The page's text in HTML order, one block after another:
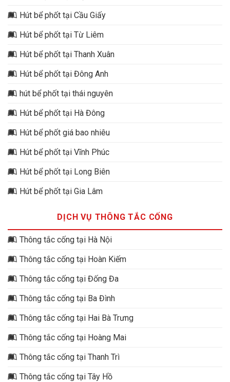
Hút bể phốt tại Cầu Giấy
Hút bể phốt tại Từ Liêm
Hút bể phốt tại Thanh Xuân
Hút bể phốt tại Đông Anh
hút bể phốt tại thái nguyên
Hút bể phốt tại Hà Đông
Hút bể phốt giá bao nhiêu
Hút bể phốt tại Vĩnh Phúc
Hút bể phốt tại Long Biên
Hút bể phốt tại Gia Lâm
DỊCH VỤ THÔNG TẮC CỐNG
Thông tắc cống tại Hà Nội
Thông tắc cống tại Hoàn Kiếm
Thông tắc cống tại Đống Đa
Thông tắc cống tại Ba Đình
Thông tắc cống tại Hai Bà Trưng
Thông tắc cống tại Hoàng Mai
Thông tắc cống tại Thanh Trì
Thông tắc cống tại Tây Hồ